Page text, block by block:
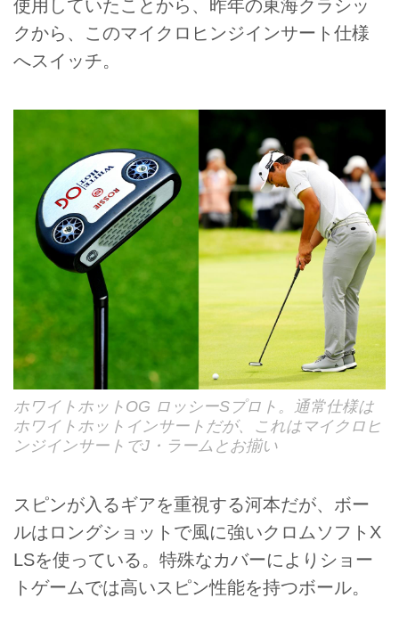
使用していたことから、昨年の東海クラシッ
クから、このマイクロヒンジインサート仕様
へスイッチ。
ホワイトホットOG ロッシーSプロト。通常仕様は
ホワイトホットインサートだが、これはマイクロヒ
ンジインサートでJ・ラームとお揃い
スピンが入るギアを重視する河本だが、ボー
ルはロングショットで風に強いクロムソフトX
LSを使っている。特殊なカバーによりショー
トゲームでは高いスピン性能を持つボール。